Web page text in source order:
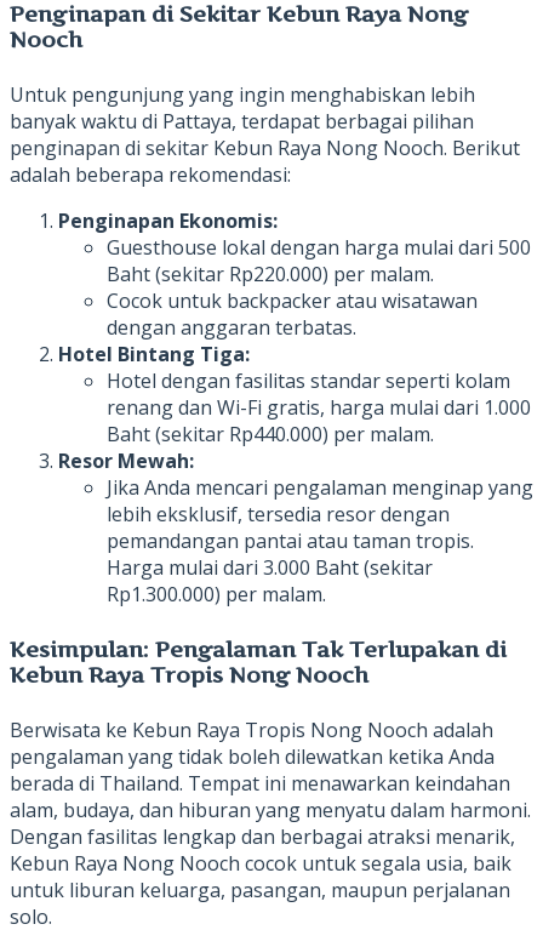
Penginapan di Sekitar Kebun Raya Nong
Nooch
Untuk pengunjung yang ingin menghabiskan lebih
banyak waktu di Pattaya, terdapat berbagai pilihan
penginapan di sekitar Kebun Raya Nong Nooch. Berikut
adalah beberapa rekomendasi:
Penginapan Ekonomis:
Guesthouse lokal dengan harga mulai dari 500
Baht (sekitar Rp220.000) per malam.
Cocok untuk backpacker atau wisatawan
dengan anggaran terbatas.
Hotel Bintang Tiga:
Hotel dengan fasilitas standar seperti kolam
renang dan Wi-Fi gratis, harga mulai dari 1.000
Baht (sekitar Rp440.000) per malam.
Resor Mewah:
Jika Anda mencari pengalaman menginap yang
lebih eksklusif, tersedia resor dengan
pemandangan pantai atau taman tropis.
Harga mulai dari 3.000 Baht (sekitar
Rp1.300.000) per malam.
Kesimpulan: Pengalaman Tak Terlupakan di
Kebun Raya Tropis Nong Nooch
Berwisata ke Kebun Raya Tropis Nong Nooch adalah
pengalaman yang tidak boleh dilewatkan ketika Anda
berada di Thailand. Tempat ini menawarkan keindahan
alam, budaya, dan hiburan yang menyatu dalam harmoni.
Dengan fasilitas lengkap dan berbagai atraksi menarik,
Kebun Raya Nong Nooch cocok untuk segala usia, baik
untuk liburan keluarga, pasangan, maupun perjalanan
solo.